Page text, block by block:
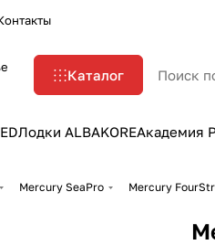
Каталог
Лодки ALBAKOREАкадемия
Mercury SeaPro Mercury